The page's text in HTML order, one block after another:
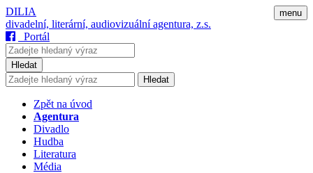
menu
DILIA
divadelní, literární, audiovizuální agentura, z.s.
Portál
Hledat
Hledat
Zpět na úvod
Agentura
Divadlo
Hudba
Literatura
Média